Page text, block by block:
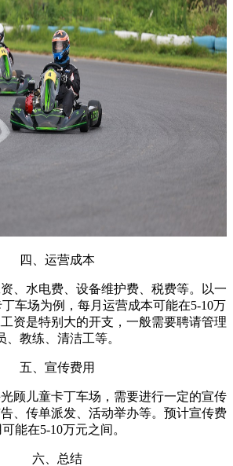
四、运营成本
、水电费、设备维护费、税费等。以一
车场为例，每月运营成本可能在5-10万
资是特别大的开支，一般需要聘请管理
、教练、清洁工等。
五、宣传费用
顾儿童卡丁车场，需要进行一定的宣传
、传单派发、活动举办等。预计宣传费
可能在5-10万元之间。
六、总结